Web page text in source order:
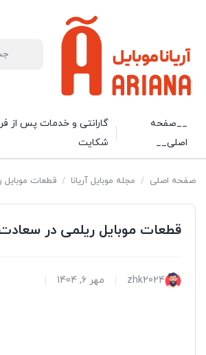
__صفحه
اصلی__
گارانتی و خدمات پس از
شکایت
صفحه اصلی / مجله موبایل آریانا / قطعات
قطعات موبایل ریلمی در
zhk2024 مهر 6, 1404